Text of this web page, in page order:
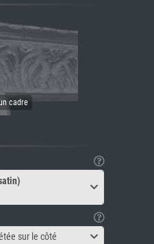
sur le côté